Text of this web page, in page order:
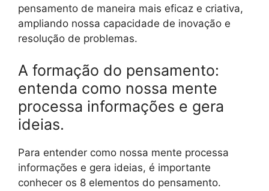
pensamento de maneira mais eficaz e criativa,
ampliando nossa capacidade de inovação e
resolução de problemas.
A formação do pensamento:
entenda como nossa mente
processa informações e gera
ideias.
Para entender como nossa mente processa
informações e gera ideias, é importante
conhecer os 8 elementos do pensamento.